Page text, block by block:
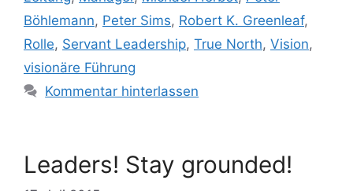
Böhlemann, Peter Sims, Robert K. Greenleaf,
Rolle, Servant Leadership, True North, Vision,
visionäre Führung
Kommentar hinterlassen
Leaders! Stay grounded!